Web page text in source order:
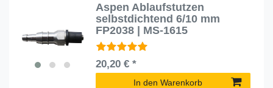
Aspen Ablaufstutzen
selbstdichtend 6/10 mm
FP2038 | MS-1615
20,20 € *
In den Warenkorb